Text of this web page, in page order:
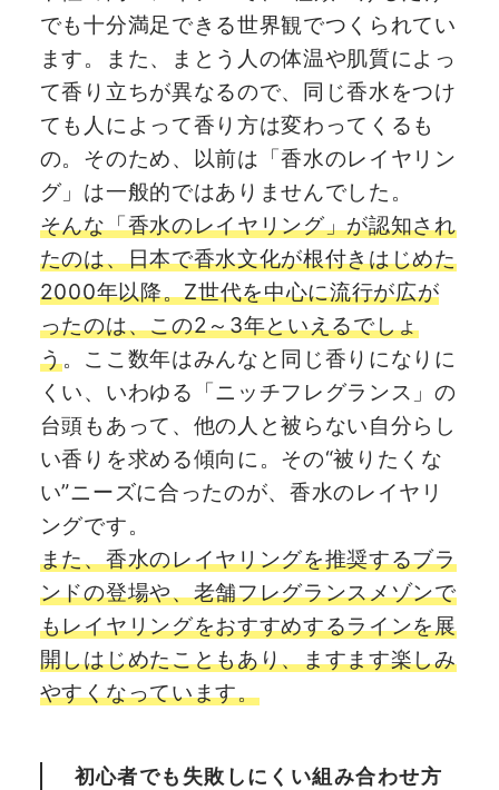
でも十分満足できる世界観でつくられてい
ます。また、まとう人の体温や肌質によっ
て香り立ちが異なるので、同じ香水をつけ
ても人によって香り方は変わってくるも
の。そのため、以前は「香水のレイヤリン
グ」は一般的ではありませんでした。
そんな「香水のレイヤリング」が認知され
たのは、日本で香水文化が根付きはじめた
2000年以降。Z世代を中心に流行が広が
ったのは、この2～3年といえるでしょ
う。ここ数年はみんなと同じ香りになりに
くい、いわゆる「ニッチフレグランス」の
台頭もあって、他の人と被らない自分らし
い香りを求める傾向に。その“被りたくな
い”ニーズに合ったのが、香水のレイヤリ
ングです。
また、香水のレイヤリングを推奨するブラ
ンドの登場や、老舗フレグランスメゾンで
もレイヤリングをおすすめするラインを展
開しはじめたこともあり、ますます楽しみ
やすくなっています。
初心者でも失敗しにくい組み合わせ方